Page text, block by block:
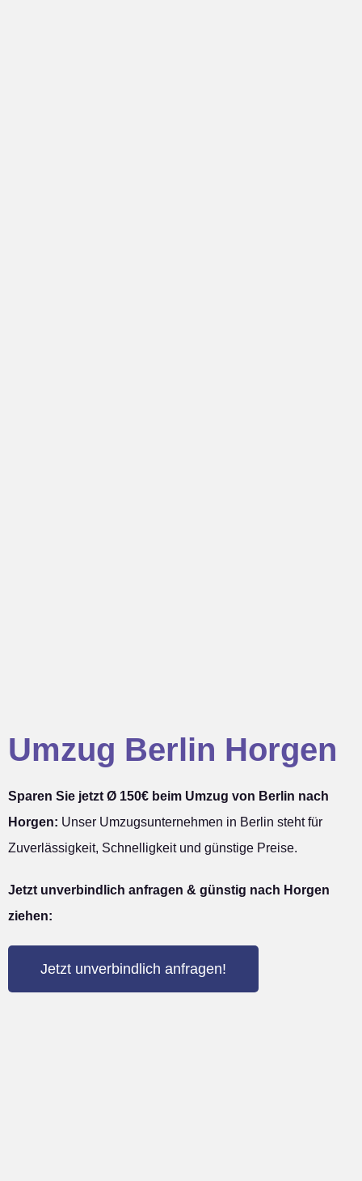
Umzug Berlin Horgen
Sparen Sie jetzt Ø 150€ beim Umzug von Berlin nach
Horgen: Unser Umzugsunternehmen in Berlin steht für
Zuverlässigkeit, Schnelligkeit und günstige Preise.
Jetzt unverbindlich anfragen & günstig nach Horgen
ziehen:
Jetzt unverbindlich anfragen!